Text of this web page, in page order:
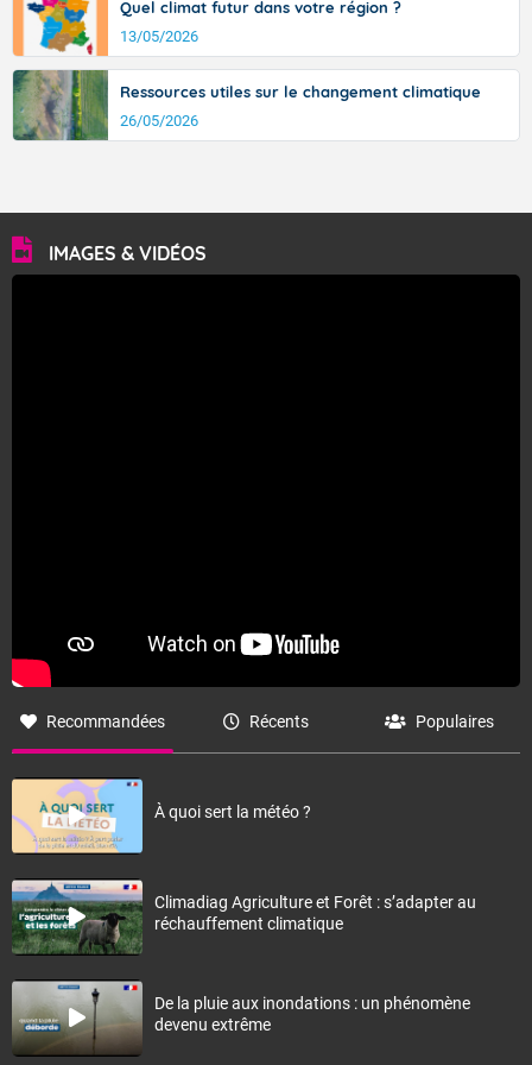
Quel climat futur dans votre région ?
13/05/2026
Ressources utiles sur le changement climatique
26/05/2026
IMAGES & VIDÉOS
Recommandées Récents Populaires
À quoi sert la météo ?
Climadiag Agriculture et Forêt : s’adapter au
réchauffement climatique
De la pluie aux inondations : un phénomène
devenu extrême